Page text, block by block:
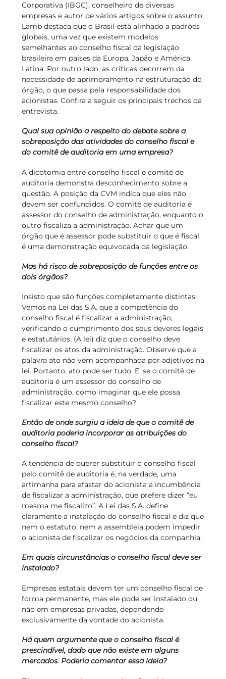
Corporativa (IBGC), conselheiro de diversas
empresas e autor de vários artigos sobre o assunto,
Lamb destaca que o Brasil está alinhado a padrões
globais, uma vez que existem modelos
semelhantes ao conselho fiscal da legislação
brasileira em países da Europa, Japão e América
Latina. Por outro lado, as críticas decorrem da
necessidade de aprimoramento na estruturação do
órgão, o que passa pela responsabilidade dos
acionistas. Confira a seguir os principais trechos da
entrevista.
Qual sua opinião a respeito do debate sobre a
sobreposição das atividades do conselho fiscal e
do comitê de auditoria em uma empresa?
A dicotomia entre conselho fiscal e comitê de
auditoria demonstra desconhecimento sobre a
questão. A posição da CVM indica que eles não
devem ser confundidos. O comitê de auditoria é
assessor do conselho de administração, enquanto o
outro fiscaliza a administração. Achar que um
órgão que é assessor pode substituir o que é fiscal
é uma demonstração equivocada da legislação.
Mas há risco de sobreposição de funções entre os
dois órgãos?
Insisto que são funções completamente distintas.
Vemos na Lei das S.A. que a competência do
conselho fiscal é fiscalizar a administração,
verificando o cumprimento dos seus deveres legais
e estatutários. (A lei) diz que o conselho deve
fiscalizar os atos da administração. Observe que a
palavra ato não vem acompanhada por adjetivos na
lei. Portanto, ato pode ser tudo. E, se o comitê de
auditoria é um assessor do conselho de
administração, como imaginar que ele possa
fiscalizar este mesmo conselho?
Então de onde surgiu a ideia de que o comitê de
auditoria poderia incorporar as atribuições do
conselho fiscal?
A tendência de querer substituir o conselho fiscal
pelo comitê de auditoria é, na verdade, uma
artimanha para afastar do acionista a incumbência
de fiscalizar a administração, que prefere dizer “eu
mesma me fiscalizo”. A Lei das S.A. define
claramente a instalação do conselho fiscal e diz que
nem o estatuto, nem a assembleia podem impedir
o acionista de fiscalizar os negócios da companhia.
Em quais circunstâncias o conselho fiscal deve ser
instalado?
Empresas estatais devem ter um conselho fiscal de
forma permanente, mas ele pode ser instalado ou
não em empresas privadas, dependendo
exclusivamente da vontade do acionista.
Há quem argumente que o conselho fiscal é
prescindível, dado que não existe em alguns
mercados. Poderia comentar essa ideia?